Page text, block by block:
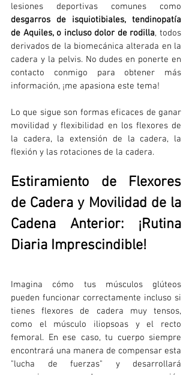
desgarros de isquiotibiales, tendinopatía
de Aquiles, o incluso dolor de rodilla, todos
derivados de la biomecánica alterada en la
cadera y la pelvis. No dudes en ponerte en
contacto conmigo para obtener más
información, ¡me apasiona este tema!
Lo que sigue son formas eficaces de ganar
movilidad y flexibilidad en los flexores de
la cadera, la extensión de la cadera, la
flexión y las rotaciones de la cadera.
Estiramiento de Flexores
de Cadera y Movilidad de la
Cadena Anterior: ¡Rutina
Diaria Imprescindible!
Imagina cómo tus músculos glúteos
pueden funcionar correctamente incluso si
tienes flexores de cadera muy tensos,
como el músculo iliopsoas y el recto
femoral. En ese caso, tu cuerpo siempre
encontrará una manera de compensar esta
"lucha de fuerzas" y desarrollará